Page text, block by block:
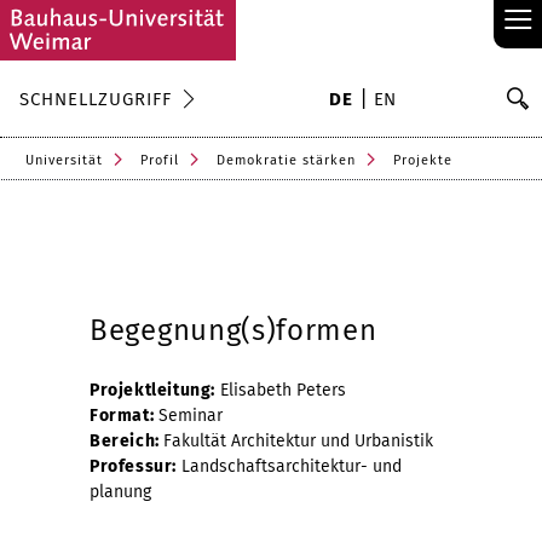
≡
SCHNELLZUGRIFF DE EN
Universität Profil Demokratie stärken Projekte
Begegnung(s)formen
Projektleitung: Elisabeth Peters
Format: Seminar
Bereich: Fakultät Architektur und Urbanistik
Professur: Landschaftsarchitektur- und
planung